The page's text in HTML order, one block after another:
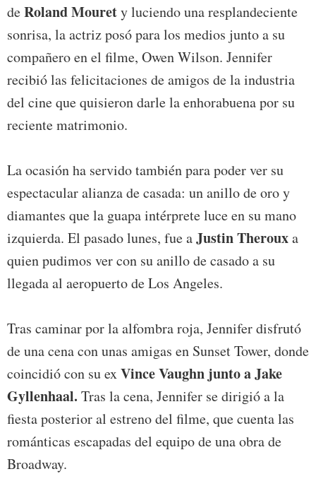
deRoland Mourety luciendo una resplandeciente
sonrisa, la actriz posó para los medios junto a su
compañero en el filme, Owen Wilson. Jennifer
recibió las felicitaciones de amigos de la industria
del cine que quisieron darle la enhorabuena por su
reciente matrimonio.
La ocasión ha servido también para poder ver su
espectacular alianza de casada: un anillo de oro y
diamantes que la guapa intérprete luce en su mano
izquierda. El pasado lunes, fue aJustin Therouxa
quien pudimos ver con su anillo de casado a su
llegada al aeropuerto de Los Angeles.
Tras caminar por la alfombra roja, Jennifer disfrutó
de una cena con unas amigas en Sunset Tower, donde
coincidió con su exVince Vaughn junto a Jake
Gyllenhaal. Tras la cena, Jennifer se dirigió a la
fiesta posterior al estreno del filme, que cuenta las
románticas escapadas del equipo de una obra de
Broadway.